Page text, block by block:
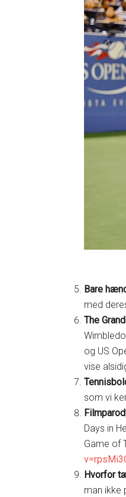
Bare
med
The
og US
vise
som vi
Days in
Game of
Hvorfor
man ikke